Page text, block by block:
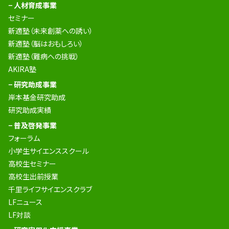
− 人材育成事業
セミナー
新適塾（未来創薬への誘い）
新適塾（脳はおもしろい）
新適塾（難病への挑戦）
AKIRA塾
− 研究助成事業
岸本基金研究助成
研究助成実績
− 普及啓発事業
フォーラム
小学生サイエンススクール
高校生セミナー
高校生出前授業
千里ライフサイエンスクラブ
LFニュース
LF対談